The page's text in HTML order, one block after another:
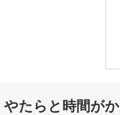
やたらと時間がか